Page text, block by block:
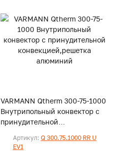
VARMANN Qtherm 300-75-1000
Внутрипольный конвектор с
принудительной
алюминий
Артикул: Q 300.75.1000 RR U
EV1